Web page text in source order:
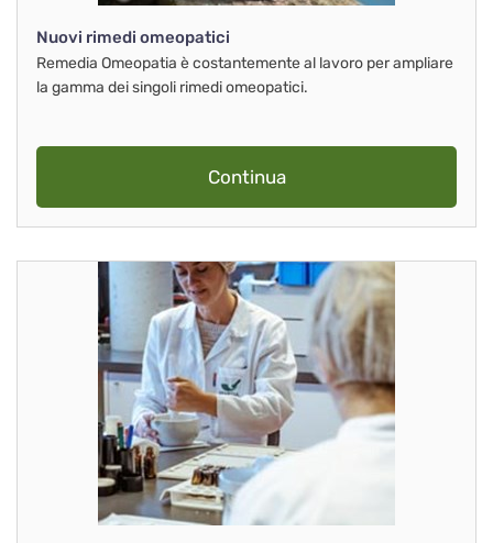
Nuovi rimedi omeopatici
Remedia Omeopatia è costantemente al lavoro per ampliare
la gamma dei singoli rimedi omeopatici.
Continua